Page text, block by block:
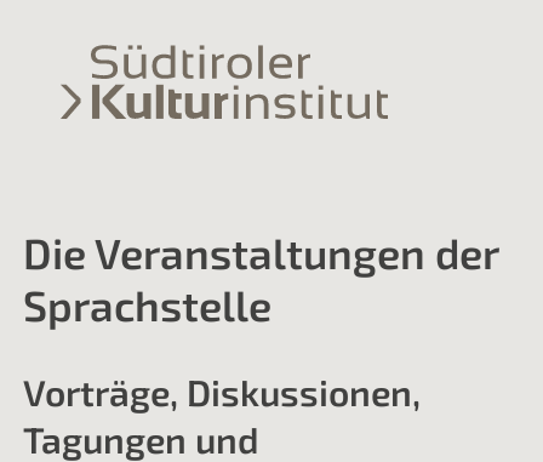
Die Veranstaltungen der
Sprachstelle
Vorträge, Diskussionen,
Tagungen und